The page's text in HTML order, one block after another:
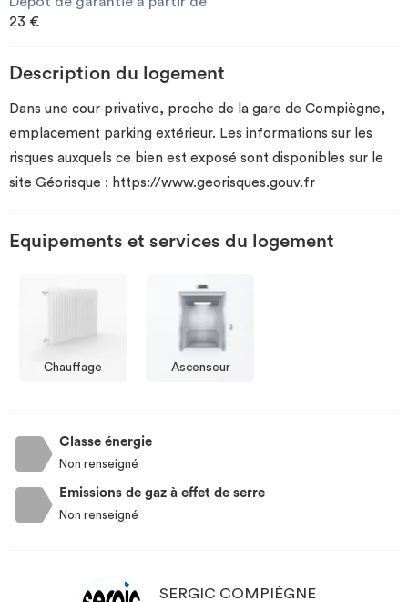
23 €
Description du logement
Dans une cour privative, proche de la gare de Compiègne,
emplacement parking extérieur. Les informations sur les
risques auxquels ce bien est exposé sont disponibles sur le
site Géorisque : https://www.georisques.gouv.fr
Equipements et services du logement
Chauffage Ascenseur
Classe énergie
Non renseigné
Emissions de gaz à effet de serre
Non renseigné
SERGIC COMPIÈGNE